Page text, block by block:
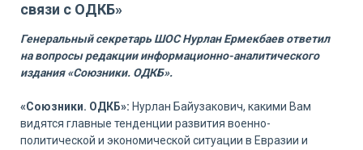
связи с ОДКБ»
Генеральный секретарь ШОС Нурлан Ермекбаев ответил
на вопросы редакции информационно-аналитического
издания «Союзники. ОДКБ».
«Союзники. ОДКБ»: Нурлан Байузакович, какими Вам
видятся главные тенденции развития военно-
политической и экономической ситуации в Евразии и